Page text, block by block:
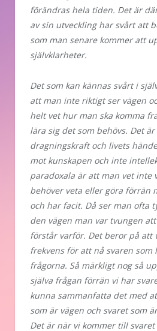
förändras hela tiden. Det är
av sin utveckling har svårt att
som man senare kommer att
självklarheter.
Det som kan kännas svårt i
att man inte riktigt ser vägen
helt vet hur man ska komma
lära sig det som behövs. Det
dragningskraft och livets
mot kunskapen och inte
paradoxala är att man vet inte
behöver veta eller göra förrän
och har facit. Då ser man ofta
den vägen man var tvungen
förstår varför. Det beror på att
frekvens för att nå svaren
frågorna. Så märkligt nog så
själva frågan förrän vi har
kunna sammanfatta det med
som är vägen och svaret som
Det är när vi kommer till